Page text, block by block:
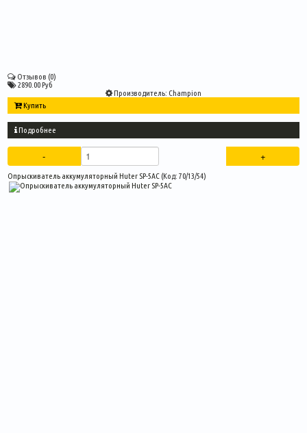
Отзывов (0)
2890.00 Руб
Производитель: Champion
Купить
Подробнее
Опрыскиватель аккумуляторный Huter SP-5AC (Код:70/13/54)